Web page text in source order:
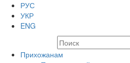
РУС
УКР
ENG
Прихожанам